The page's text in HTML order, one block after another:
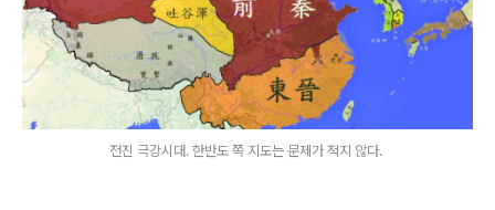
전진 극강시대. 한반도 쪽 지도는 문제가 적지 않다.